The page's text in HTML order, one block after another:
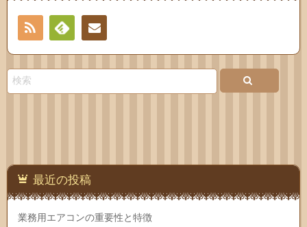
RSS
Feedlyお問
最近の投稿
業務用エアコンの重要性と特徴